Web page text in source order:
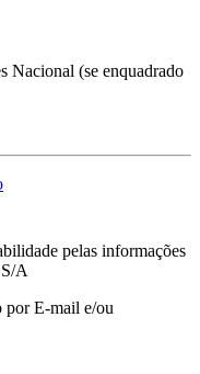
Nacional (se enquadrado
pelas informações
A
por E-mail e/ou